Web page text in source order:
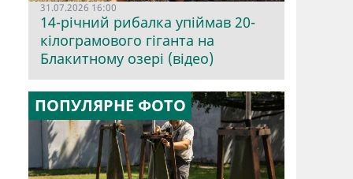
31.07.2026 16:00
14-річний рибалка упіймав 20-
кілограмового гіганта на
Блакитному озері (відео)
ПОПУЛЯРНЕ ФОТО